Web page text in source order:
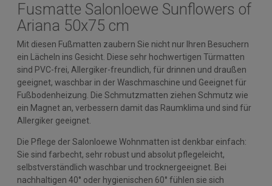
Fusmatte Salonloewe Sunflowers of
Ariana 50x75 cm
Mit diesen Fußmatten zaubern Sie nicht nur Ihren Besuchern
ein Lächeln ins Gesicht. Diese sehr hochwertigen Türmatten
sind PVC-frei, Allergiker-freundlich, für drinnen und draußen
geeignet, waschbar in der Waschmaschine und Geeignet für
Fußbodenheizung. Die Schmutzmatten ziehen Schmutz wie
ein Magnet an, verbessern damit das Raumklima und sind für
Allergiker geeignet.
Die Pflege der Salonloewe Wohnmatten ist denkbar einfach:
Sie sind farbecht, sehr robust und absolut pflegeleicht,
selbstverständlich waschbar und trocknergeeignet. Bei
nachhaltigen 40° oder hygienischen 60° fühlen sie sich